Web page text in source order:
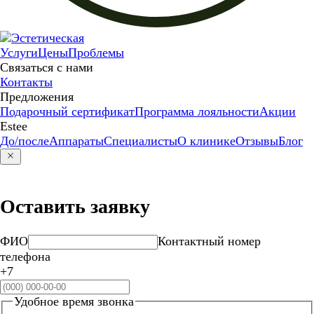
УслугиЦеныПроблемы
Связаться с нами
Контакты
Предложения
Подарочный сертификатПрограмма лояльностиАкции
Estee
До/послеАппаратыСпециалистыО клиникеОтзывыБлог
Оставить заявку
ФИО
Контактный номер
телефона
+7
Удобное время звонка